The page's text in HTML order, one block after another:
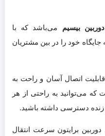
دوربین‌ بیسیم می‌باشد که با
جایگاه خود را در بین مشتریان
قابلیت اتصال آسان و راحت به
می‌توانید به راحتی از هر
زنده دسترسی داشته باشید.
برایتون سرعت انتقال